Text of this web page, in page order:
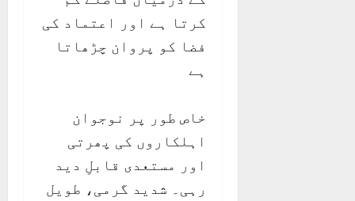
کرتا ہے اور اعتماد کی
فضا کو پروان چڑھاتا
ہے
خاص طور پر نوجوان
اہلکاروں کی پھرتی
اور مستعدی قابلِ دید
رہی۔ شدید گرمی، طویل